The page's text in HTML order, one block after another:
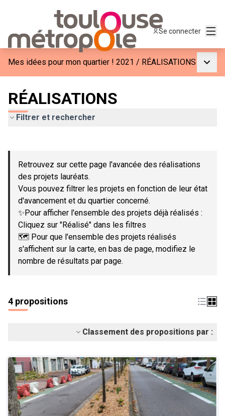
Se connecter
Mes idées pour mon quartier ! 2021 / RÉALISATIONS
RÉALISATIONS
Filtrer et rechercher
−
Retrouvez sur cette page l'avancée des réalisations
des projets lauréats.
Vous pouvez filtrer les projets en fonction de leur état
d'avancement et du quartier concerné.
✨Pour afficher l'ensemble des projets déjà réalisés :
Cliquez sur "Réalisé" dans les filtres
🗺️ Pour que l'ensemble des projets réalisés
s'affichent sur la carte, en bas de page, modifiez le
nombre de résultats par page.
4 propositions
Classement des propositions par :